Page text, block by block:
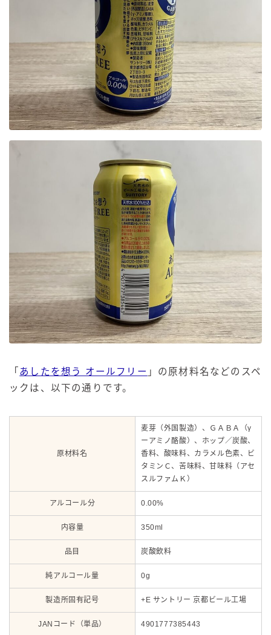
「 あしたを想う オールフリー 」の原材料名などのスペ
ックは、以下の通りです。
原材料名
麦芽（外国製造）、ＧＡＢＡ（γ
ーアミノ酪酸）、ホップ／炭酸、
香料、酸味料、カラメル色素、ビ
タミンＣ、苦味料、甘味料（アセ
スルファムＫ）
アルコール分 0.00%
内容量 350ml
品目 炭酸飲料
純アルコール量 0g
製造所固有記号 +E サントリー 京都ビール工場
JANコード（単品） 4901777385443